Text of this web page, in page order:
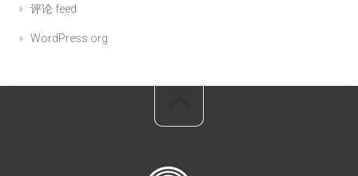
评论 feed
WordPress.org